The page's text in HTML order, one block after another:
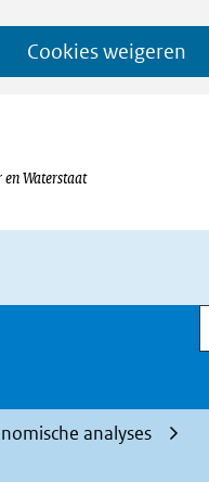
Cookies weigeren
Waterstaat
analyses